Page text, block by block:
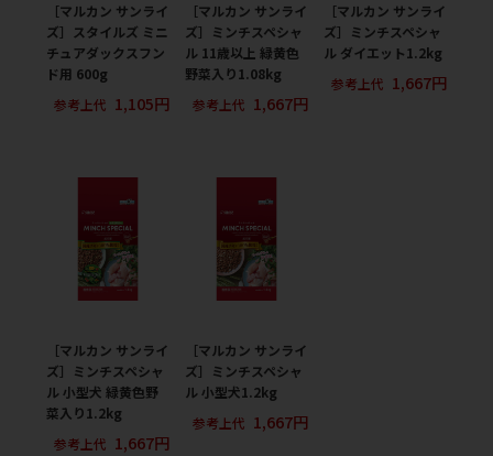
［マルカン サンライ
ズ］スタイルズ ミニ
チュアダックスフン
ド用 600g
参考上代 1,105円
［マルカン サンライ
ズ］ミンチスペシャ
ル 11歳以上 緑黄色
野菜入り1.08kg
参考上代 1,667円
［マルカン サンライ
ズ］ミンチスペシャ
ル ダイエット1.2kg
参考上代 1,667円
［マルカン サンライ
ズ］ミンチスペシャ
ル 小型犬 緑黄色野
菜入り1.2kg
参考上代 1,667円
［マルカン サンライ
ズ］ミンチスペシャ
ル 小型犬1.2kg
参考上代 1,667円